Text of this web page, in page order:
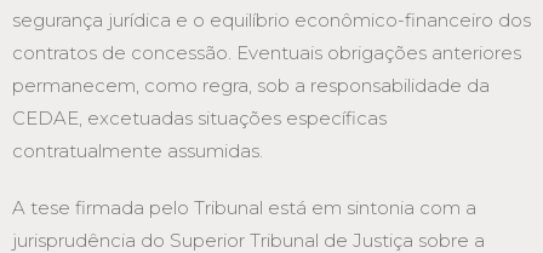
segurança jurídica e o equilíbrio econômico-financeiro dos
contratos de concessão. Eventuais obrigações anteriores
permanecem, como regra, sob a responsabilidade da
CEDAE, excetuadas situações específicas
contratualmente assumidas.
A tese firmada pelo Tribunal está em sintonia com a
jurisprudência do Superior Tribunal de Justiça sobre a